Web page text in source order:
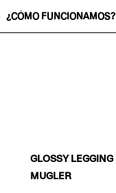
¿CÓMO FUNCIONAMOS?
GLOSSY LEGGING
MUGLER